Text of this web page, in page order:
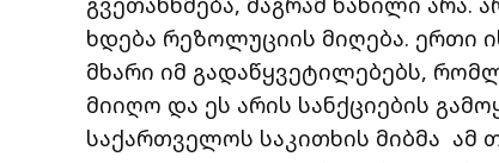
ხდება რეზოლუციის მიღება. ერთი
მხარი იმ გადაწყვეტილებებს,
მიიღო და ეს არის სანქციების
საქართველოს საკითხის მიბმა ამ